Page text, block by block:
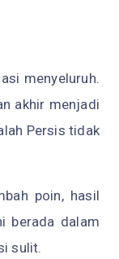
menyeluruh.
akhir menjadi
Persis tidak
poin, hasil
berada dalam
sulit.